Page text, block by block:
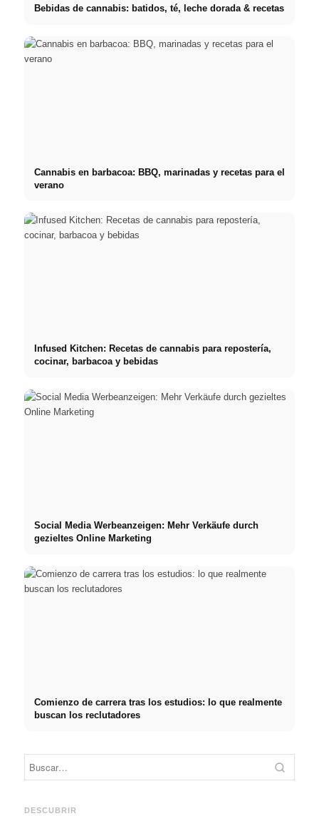
Bebidas de cannabis: batidos, té, leche dorada & recetas
Cannabis en barbacoa: BBQ, marinadas y recetas para el
verano
Infused Kitchen: Recetas de cannabis para repostería,
cocinar, barbacoa y bebidas
Social Media Werbeanzeigen: Mehr Verkäufe durch
gezieltes Online Marketing
Comienzo de carrera tras los estudios: lo que realmente
buscan los reclutadores
DESCUBRIR
Práctica profesional en
y el camino directo hacia la
Financiar los estudios en